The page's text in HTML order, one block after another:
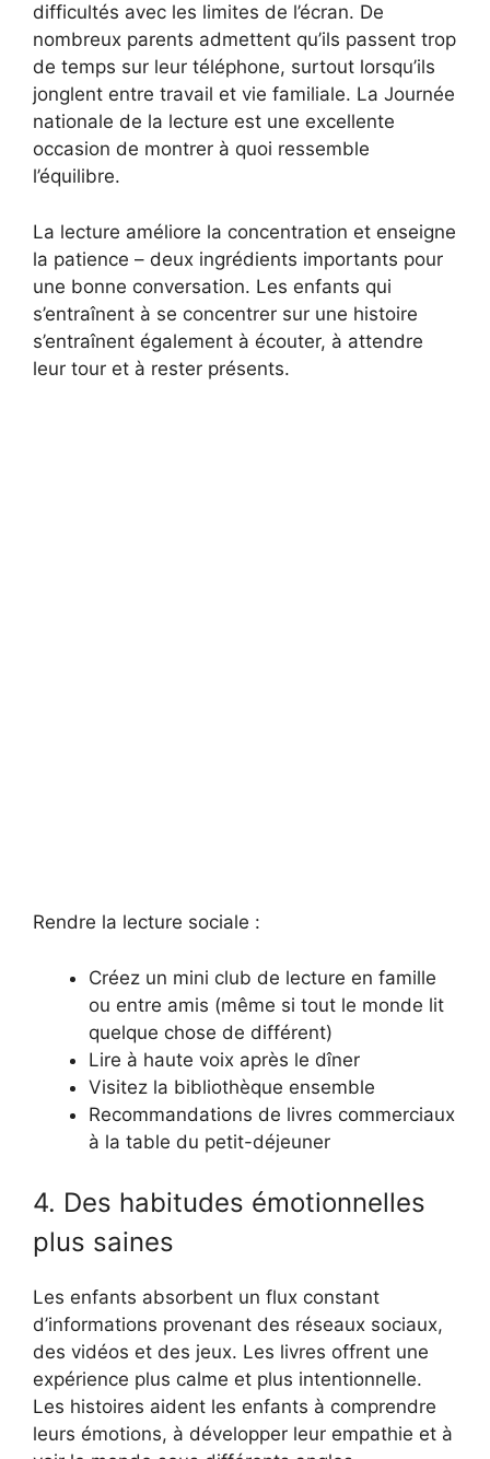
difficultés avec les limites de l’écran. De
nombreux parents admettent qu’ils passent trop
de temps sur leur téléphone, surtout lorsqu’ils
jonglent entre travail et vie familiale. La Journée
nationale de la lecture est une excellente
occasion de montrer à quoi ressemble
l’équilibre.
La lecture améliore la concentration et enseigne
la patience – deux ingrédients importants pour
une bonne conversation. Les enfants qui
s’entraînent à se concentrer sur une histoire
s’entraînent également à écouter, à attendre
leur tour et à rester présents.
Rendre la lecture sociale :
Créez un mini club de lecture en famille
ou entre amis (même si tout le monde lit
quelque chose de différent)
Lire à haute voix après le dîner
Visitez la bibliothèque ensemble
Recommandations de livres commerciaux
à la table du petit-déjeuner
4. Des habitudes émotionnelles
plus saines
Les enfants absorbent un flux constant
d’informations provenant des réseaux sociaux,
des vidéos et des jeux. Les livres offrent une
expérience plus calme et plus intentionnelle.
Les histoires aident les enfants à comprendre
leurs émotions, à développer leur empathie et à